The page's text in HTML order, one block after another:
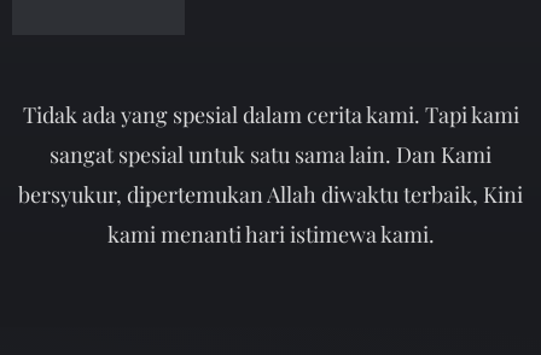
Tidak ada yang spesial dalam cerita kami. Tapi kami
sangat spesial untuk satu sama lain. Dan Kami
bersyukur, dipertemukan Allah diwaktu terbaik, Kini
kami menanti hari istimewa kami.